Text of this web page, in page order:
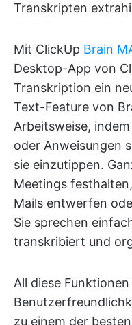
Transkripten
Mit ClickUp Brain
Desktop-App von
Transkription ein
Text-Feature von
Arbeitsweise,
oder Anweisungen
sie einzutippen.
Meetings
Mails entwerfen
Sie sprechen
transkribiert und
All diese
zu einem der